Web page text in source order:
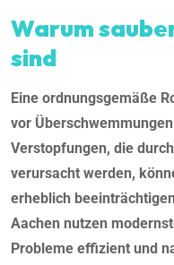
Warum
sind
Eine ordnungsgemäße
vor
Verstopfungen, die
verursacht werden,
erheblich
Aachen nutzen
Probleme effizient und